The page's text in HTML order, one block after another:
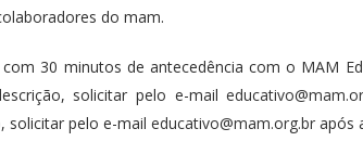
do mam.
com 30 minutos de antecedência com o MAM
solicitar pelo e-mail
solicitar pelo e-mail educativo@mam.org.br após